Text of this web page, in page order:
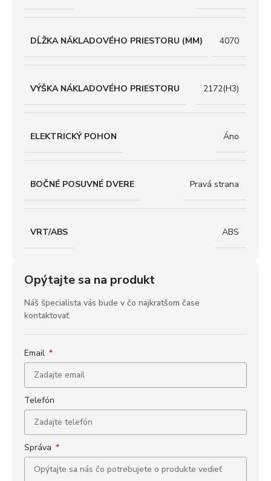
DĹŽKA NÁKLADOVÉHO PRIESTORU (MM) 4070
VÝŠKA NÁKLADOVÉHO PRIESTORU 2172(H3)
ELEKTRICKÝ POHON Áno
BOČNÉ POSUVNÉ DVERE Pravá strana
VRT/ABS ABS
Opýtajte sa na produkt
Náš špecialista vás bude v čo najkratšom čase
kontaktovať.
Email
Telefón
Správa